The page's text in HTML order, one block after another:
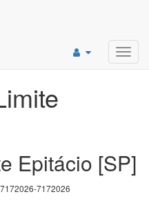
Epitácio [SP]
7172026